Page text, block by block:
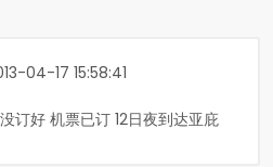
04-17 15:58:41
订好 机票已订 12日夜到达亚庇